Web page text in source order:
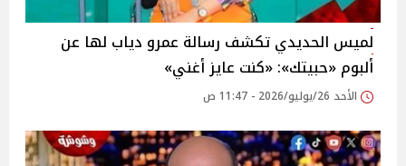
لميس الحديدي تكشف رسالة عمرو دياب لها عن
ألبوم «حبيتك»: «كنت عايز أغني»
الأحد 26/يوليو/2026 - 11:47 ص